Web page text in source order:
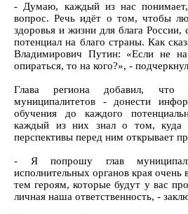
- Думаю, каждый из нас понимает,
вопрос. Речь идёт о том, чтобы
здоровья и жизни для блага России,
потенциал на благо страны. Как
Владимирович Путин: «Если не
опираться, то на кого?», -
Глава региона добавил, что
муниципалитетов - донести
обучения до каждого
каждый из них знал о том, куда
перспективы перед ним открывает
- Я попрошу глав
исполнительных органов края очень
тем героям, которые будут у вас
личная наша ответственность, -